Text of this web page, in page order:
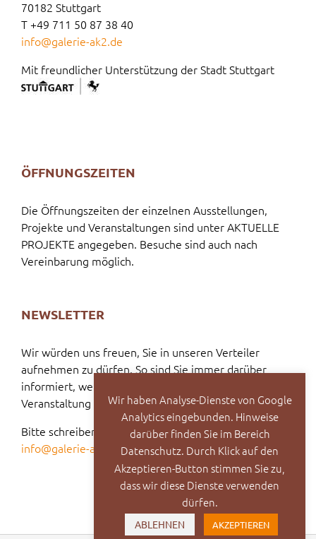
70182 Stuttgart
T +49 711 50 87 38 40
info@galerie-ak2.de
Mit freundlicher Unterstützung der Stadt Stuttgart
ÖFFNUNGSZEITEN
Die Öffnungszeiten der einzelnen Ausstellungen,
Projekte und Veranstaltungen sind unter AKTUELLE
PROJEKTE angegeben. Besuche sind auch nach
Vereinbarung möglich.
NEWSLETTER
Wir würden uns freuen, Sie in unseren Verteiler
aufnehmen zu dürfen. So sind Sie immer darüber
informiert, welche Vernissage oder welche
Veranstaltung bevorsteht.
Bitte schreiben Sie dazu eine E-Mail an:
info@galerie-ak2.de
Wir haben Analyse-Dienste von Google
Analytics eingebunden. Hinweise
darüber finden Sie im Bereich
Datenschutz. Durch Klick auf den
Akzeptieren-Button stimmen Sie zu,
dass wir diese Dienste verwenden
dürfen.
ABLEHNEN AKZEPTIEREN